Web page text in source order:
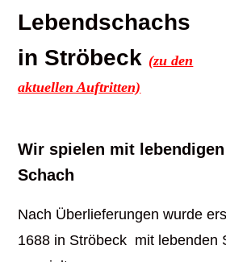
Lebendschachs
in Ströbeck (zu den
aktuellen Auftritten)
Wir spielen mit
Schach
Nach Überlieferungen wurde
1688 in Ströbeck mit lebenden